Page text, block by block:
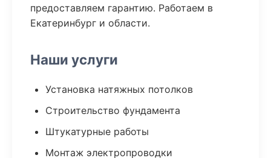
предоставляем гарантию. Работаем в
Екатеринбург и области.
Наши услуги
Установка натяжных потолков
Строительство фундамента
Штукатурные работы
Монтаж электропроводки